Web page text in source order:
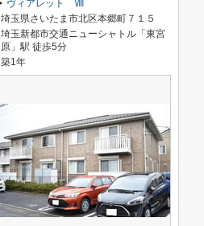
ヴィアレット Ⅷ
埼玉県さいたま市北区本郷町７１５
埼玉新都市交通ニューシャトル「東宮
原」駅 徒歩5分
築1年